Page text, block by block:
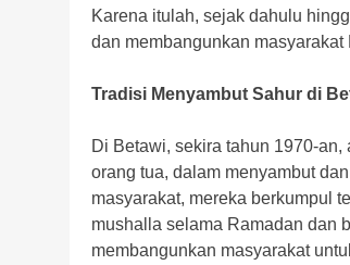
Karena itulah, sejak dahulu
dan membangunkan masyarakat
Tradisi Menyambut Sahur di
Di Betawi, sekira tahun 1970-
orang tua, dalam menyambut
masyarakat, mereka berkumpul
mushalla selama Ramadan dan
membangunkan masyarakat